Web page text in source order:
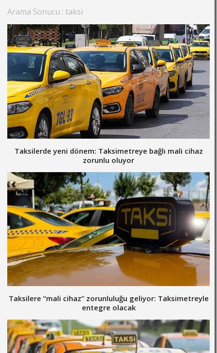
Arama Sonucu : taksi
Taksilerde yeni dönem: Taksimetreye bağlı mali cihaz
zorunlu oluyor
Taksilere “mali cihaz” zorunluluğu geliyor: Taksimetreyle
entegre olacak